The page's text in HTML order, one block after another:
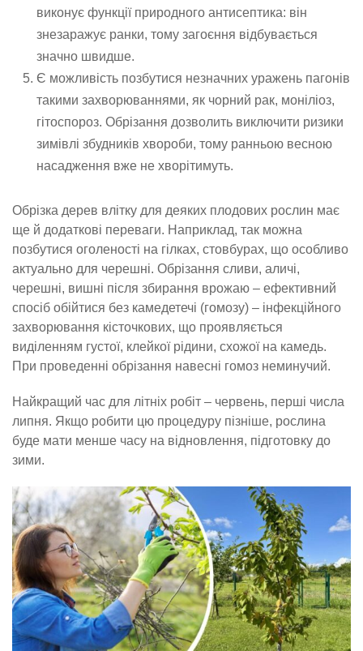
виконує функції природного антисептика: він
знезаражує ранки, тому загоєння відбувається
значно швидше.
Є можливість позбутися незначних уражень пагонів
такими захворюваннями, як чорний рак, моніліоз,
гітоспороз. Обрізання дозволить виключити ризики
зимівлі збудників хвороби, тому ранньою весною
насадження вже не хворітимуть.
Обрізка дерев влітку для деяких плодових рослин має
ще й додаткові переваги. Наприклад, так можна
позбутися оголеності на гілках, стовбурах, що особливо
актуально для черешні. Обрізання сливи, аличі,
черешні, вишні після збирання врожаю – ефективний
спосіб обійтися без камедетечі (гомозу) – інфекційного
захворювання кісточкових, що проявляється
виділенням густої, клейкої рідини, схожої на камедь.
При проведенні обрізання навесні гомоз неминучий.
Найкращий час для літніх робіт – червень, перші числа
липня. Якщо робити цю процедуру пізніше, рослина
буде мати менше часу на відновлення, підготовку до
зими.